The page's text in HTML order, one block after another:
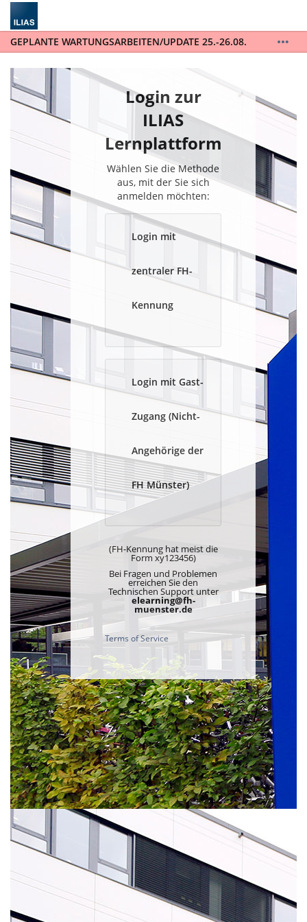
GEPLANTE WARTUNGSARBEITEN/UPDATE 25.-26.08.
ILIAS wird auf die Version 10 upgedatet. ILIAS steht
während der gesamten Wartungsarbeiten vom
25.-26.08. nicht zur Verfügung. / ILIAS will be
updated to version 10 and will not be available for
the entire scheduled maintenance from August 25th
to August 26th.
Login zur
ILIAS
Lernplattform
Wählen Sie die Methode
aus, mit der Sie sich
anmelden möchten:
Login mit
zentraler FH-
Kennung
Login mit Gast-
Zugang (Nicht-
Angehörige der
FH Münster)
(FH-Kennung hat meist die
Form xy123456)
Bei Fragen und Problemen
erreichen Sie den
Technischen Support unter
elearning@fh-
muenster.de
Terms of Service